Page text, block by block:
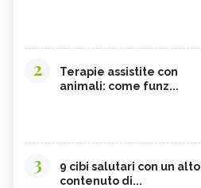
2
Terapie assistite con
animali: come funz...
3
9 cibi salutari con un alto
contenuto di...